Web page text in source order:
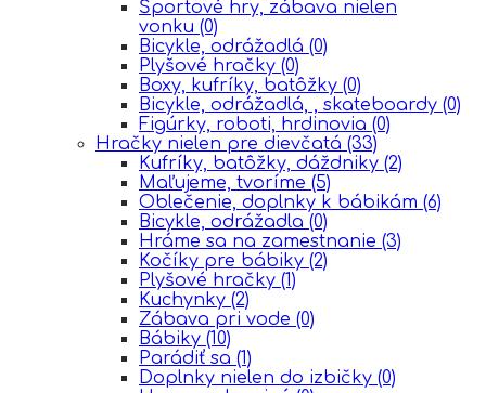
Športové hry, zábava nielen
vonku (0)
Bicykle, odrážadlá (0)
Plyšové hračky (0)
Boxy, kufríky, batôžky (0)
Bicykle, odrážadlá, , skateboardy (0)
Figúrky, roboti, hrdinovia (0)
Hračky nielen pre dievčatá (33)
Kufríky, batôžky, dáždniky (2)
Maľujeme, tvoríme (5)
Oblečenie, doplnky k bábikám (6)
Bicykle, odrážadla (0)
Hráme sa na zamestnanie (3)
Kočíky pre bábiky (2)
Plyšové hračky (1)
Kuchynky (2)
Zábava pri vode (0)
Bábiky (10)
Parádiť sa (1)
Doplnky nielen do izbičky (0)